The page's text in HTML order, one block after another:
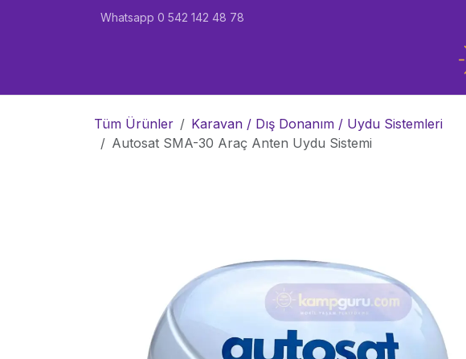
Whatsapp 0 542 142 48 78
Tüm Ürünler
Karavan / Dış Donanım / Uydu Sistemleri
Autosat SMA-30 Araç Anten Uydu Sistemi